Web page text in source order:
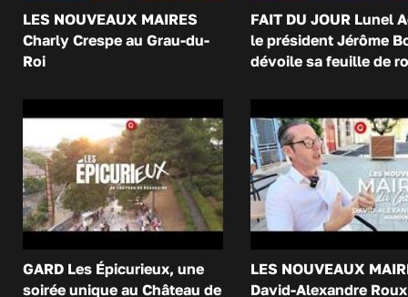
LES NOUVEAUX MAIRES
Charly Crespe au Grau-du-
Roi
FAIT DU JOUR Lunel
le président Jérôme
dévoile sa feuille de
GARD Les Épicurieux, une
soirée unique au Château de
LES NOUVEAUX
David-Alexandre